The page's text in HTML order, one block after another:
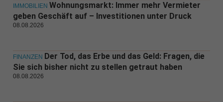
IMMOBILIEN Wohnungsmarkt: Immer mehr Vermieter
geben Geschäft auf – Investitionen unter Druck
08.08.2026
FINANZEN Der Tod, das Erbe und das Geld: Fragen, die
Sie sich bisher nicht zu stellen getraut haben
08.08.2026